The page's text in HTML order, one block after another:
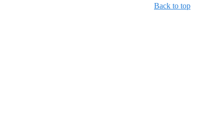
Back to top